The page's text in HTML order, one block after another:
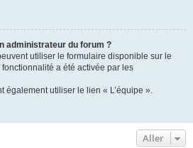
administrateur du forum ?
utiliser le formulaire disponible sur le
a été activée par les
également utiliser le lien « L’équipe ».
Aller